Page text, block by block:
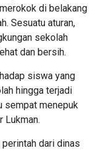
di belakang
Sesuatu aturan,
sekolah
dan bersih.
siswa yang
hingga terjadi
sempat menepuk
Lukman.
dari dinas